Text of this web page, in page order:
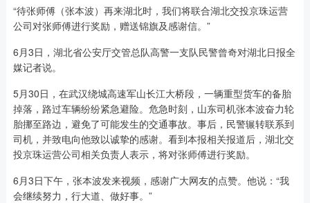
“待张师傅（张本波）再来湖北时，我们将联合湖北交投京珠运营
公司对张师傅进行奖励，赠送锦旗及感谢信。”
6月3日，湖北省公安厅交管总队高警一支队民警曾奇对湖北日报全
媒记者说。
5月30日，在武汉绕城高速军山长江大桥段，一辆重型货车的备胎
掉落，路过车辆纷纷紧急避险。危急时刻，山东司机张本波奋力轮
胎挪至路边，避免了可能发生的交通事故。事后，民警辗转联系到
司机，并致电向他致以诚挚的感谢。看到本报相关报道后，湖北交
投京珠运营公司相关负责人表示，将对张师傅进行奖励。
6月3日下午，张本波发来视频，感谢广大网友的点赞。他说：“我
会继续努力，行大道、做好事。”